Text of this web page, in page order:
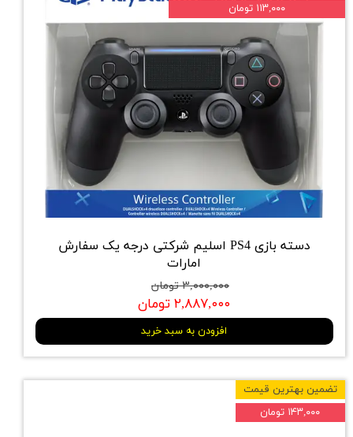
دسته بازی PS4 اسلیم شرکتی درجه یک سفارش
امارات
۳,۰۰۰,۰۰۰ تومان
۲,۸۸۷,۰۰۰ تومان
افزودن به سبد خرید
۱۱۳,۰۰۰ تومان
تضمین بهترین قیمت
۱۴۳,۰۰۰ تومان